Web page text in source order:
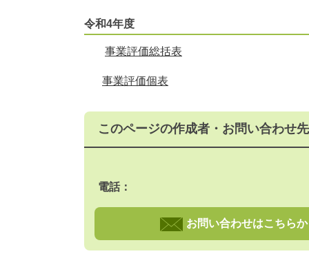
令和4年度
事業評価総括表
事業評価個表
このページの作成者・お問い合わせ先
電話：
お問い合わせはこちら